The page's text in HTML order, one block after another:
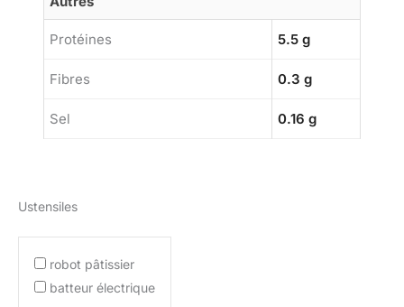
Protéines 5.5 g
Fibres 0.3 g
Sel 0.16 g
Ustensiles
robot pâtissier
batteur électrique